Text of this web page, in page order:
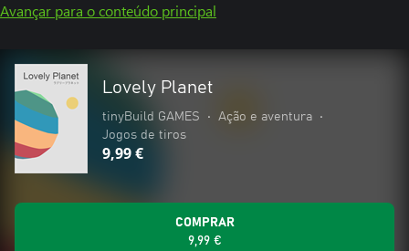
Avançar para o conteúdo principal
Lovely Planet
tinyBuild GAMES • Ação e aventura
•
Jogos de tiros
9,99 €
COMPRAR
9,99 €